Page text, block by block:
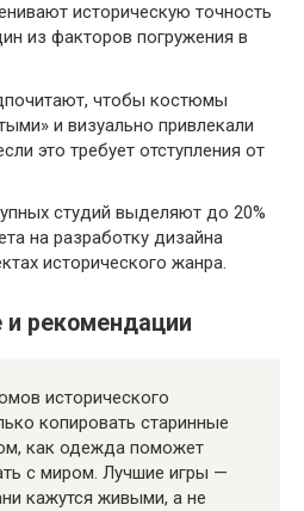
историческую точность
из факторов погружения в
чтобы костюмы
и визуально привлекали
это требует отступления от
студий выделяют до 20%
на разработку дизайна
исторического жанра.
и рекомендации
исторического
копировать старинные
как одежда поможет
с миром. Лучшие игры —
кажутся живыми, а не